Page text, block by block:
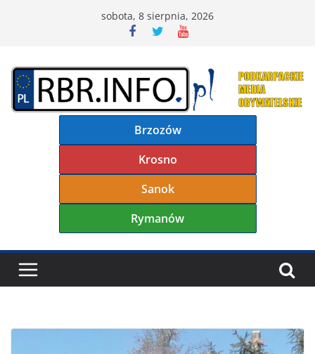
sobota, 8 sierpnia, 2026
Brzozów
Krosno
Sanok
Rymanów